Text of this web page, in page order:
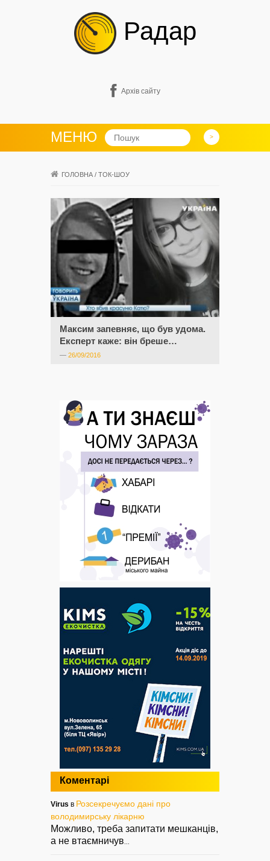
Радар
Архів сайту
МЕНЮ
ГОЛОВНА / ТОК-ШОУ
Максим запевняє, що був удома.
Експерт каже: він бреше…
— 26/09/2016
Коментарі
Virus в Розсекречуємо дані про
володимирську лікарню
Можливо, треба запитати мешканців,
а не втаємничув